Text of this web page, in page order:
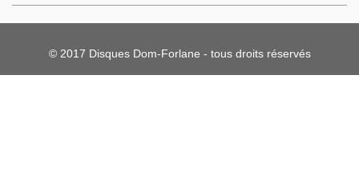
© 2017 Disques Dom-Forlane - tous droits réservés